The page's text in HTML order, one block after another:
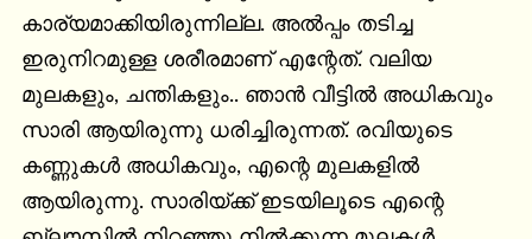
കാര്യമാക്കിയിരുന്നില്ല. അൽപ്പം തടിച്ച
ഇരുനിറമുള്ള ശരീരമാണ് എന്റേത്. വലിയ
മുലകളും, ചന്തികളും.. ഞാൻ വീട്ടിൽ അധികവും
സാരി ആയിരുന്നു ധരിച്ചിരുന്നത്. രവിയുടെ
കണ്ണുകൾ അധികവും, എന്റെ മുലകളിൽ
ആയിരുന്നു. സാരിയ്ക്ക് ഇടയിലൂടെ എന്റെ